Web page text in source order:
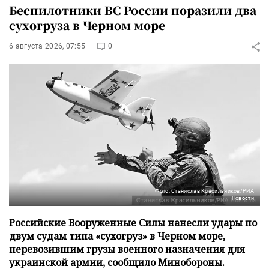
Беспилотники ВС России поразили два
сухогруза в Черном море
6 августа 2026, 07:55 0
Фото: Станислав Красильников/РИА
Новости
Российские Вооруженные Силы нанесли удары по
двум судам типа «сухогруз» в Черном море,
перевозившим грузы военного назначения для
украинской армии, сообщило Минобороны.